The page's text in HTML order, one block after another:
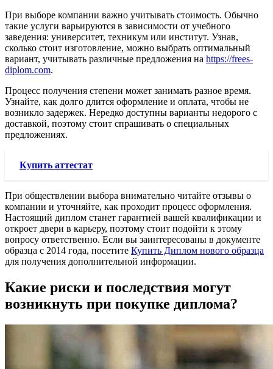
При выборе компании важно учитывать стоимость. Обычно
такие услуги варьируются в зависимости от учебного
заведения: университет, техникум или институт. Узнав,
сколько стоит изготовление, можно выбрать оптимальный
вариант, учитывать различные предложения на https://frees-
diplom.com.
Процесс получения степени может занимать разное время.
Узнайте, как долго длится оформление и оплата, чтобы не
возникло задержек. Нередко доступны варианты недорого с
доставкой, поэтому стоит спрашивать о специальных
предложениях.
Купить аттестат
При обществлении выбора внимательно читайте отзывы о
компании и уточняйте, как проходит процесс оформления.
Настоящий диплом станет гарантией вашей квалификации и
откроет двери в карьеру, поэтому стоит подойти к этому
вопросу ответственно. Если вы заинтересованы в документе
образца с 2014 года, посетите Купить Диплом нового образца
для получения дополнительной информации.
Какие риски и последствия могут
возникнуть при покупке диплома?